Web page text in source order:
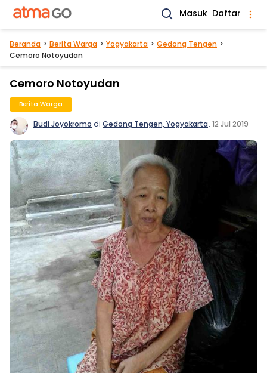
Masuk Daftar
Beranda Berita Warga Yogyakarta
Gedong Tengen
Cemoro Notoyudan
Cemoro Notoyudan
Berita Warga
Budi Joyokromo di Gedong Tengen, Yogyakarta. 12 Jul 2019